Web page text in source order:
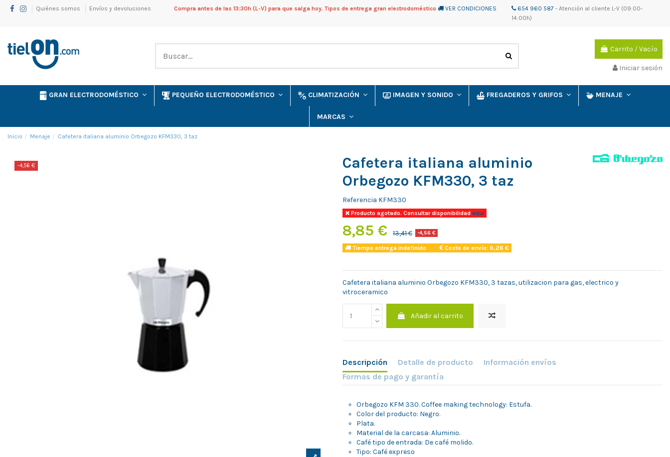
Quiénes somos Envíos y devoluciones Compra antes de las 13:30h (L-V) para que salga hoy. Tipos de entrega gran electrodoméstico VER CONDICIONES 654 960 587 - Atención al cliente L-V (09:00-
14:00h)
Carrito /Vacío
Iniciar sesión
GRAN ELECTRODOMÉSTICO PEQUEÑO ELECTRODOMÉSTICO CLIMATIZACIÓN IMAGEN Y SONIDO FREGADEROS Y GRIFOS MENAJE
MARCAS
Inicio Menaje Cafetera italiana aluminio Orbegozo KFM330, 3 taz
-4,56 €
Cafetera italiana aluminio
Orbegozo KFM330, 3 taz
Referencia KFM330
Producto agotado. Consultar disponibilidadaqui
8,85 € 13,41 € -4,56 €
Tiempo entrega indefinido Coste de envío: 9,26 €
Cafetera italiana aluminio Orbegozo KFM330, 3 tazas, utilizacion para gas, electrico y
vitroceramico
Añadir al carrito
Descripción Detalle de producto
Información envíos
Formas de pago y garantía
Orbegozo KFM 330. Coffee making technology: Estufa.
Color del producto: Negro.
Plata.
Material de la carcasa: Aluminio.
Café tipo de entrada: De café molido.
Tipo: Café expreso